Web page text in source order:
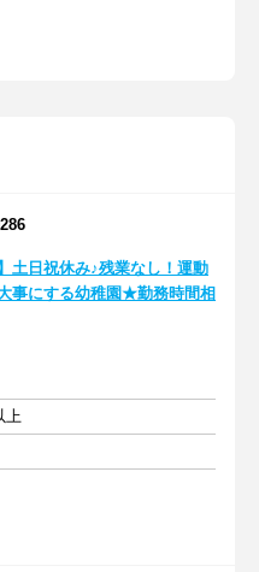
土日祝休み♪残業なし！運動
事にする幼稚園★勤務時間相
上